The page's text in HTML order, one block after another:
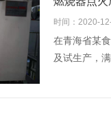
时间：2020-
在青海省某
及试生产，